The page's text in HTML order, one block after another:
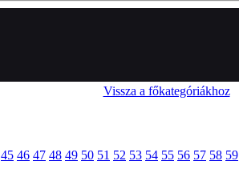
Vissza a főkategóriákhoz
45 46 47 48 49 50 51 52 53 54 55 56 57 58 59